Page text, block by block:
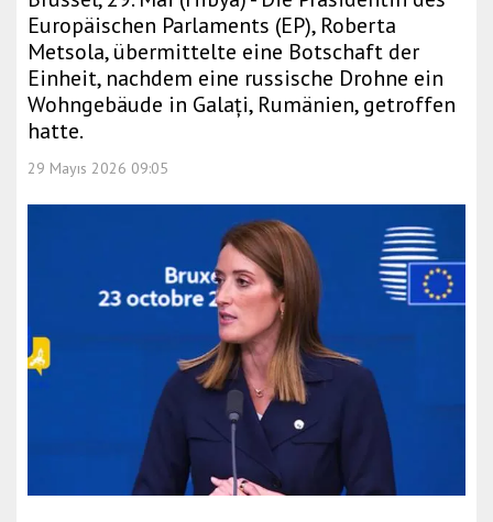
Europäischen Parlaments (EP), Roberta
Metsola, übermittelte eine Botschaft der
Einheit, nachdem eine russische Drohne ein
Wohngebäude in Galați, Rumänien, getroffen
hatte.
29 Mayıs 2026 09:05